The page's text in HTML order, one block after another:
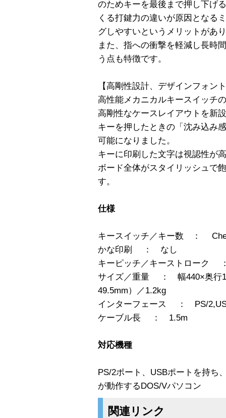
のためキーを最後まで押し下げ
くる打鍵力の違いが原因となる
グしやすいというメリットがあ
また、指への衝撃を軽減し長時
う点も特徴です。
【高剛性設計、デザインフォン
高性能メカニカルキースイッチ
高剛性なケースレイアウトを新
キーを押したときの「沈み込み
可能になりました。
キーに印刷した文字は視認性が
ボード全体がスタイリッシュで
す。
仕様
キースイッチ／キー数 ：
かな印刷 ： なし
キーピッチ／キーストローク
サイズ／重量 ： 幅440×奥行
49.5mm）／1.2kg
インターフェース ： PS/
ケーブル長 ： 1.5m
対応機種
PS/2ポート、USBポートを持ち
が動作するDOS/Vパソコン
関連リンク